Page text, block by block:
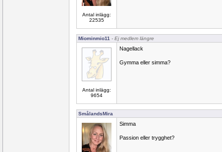
Antal inlägg:
22535
Miominmio11 - Ej medlem längre
Antal inlägg:
9654
Nagellack
Gymma eller simma?
SmålandsMira
Simma
Passion eller trygghet?